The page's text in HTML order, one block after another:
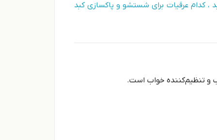
کدام عرقیات برای شستشو و پاکسازی کبد
و تنظیم‌کننده خواب است.